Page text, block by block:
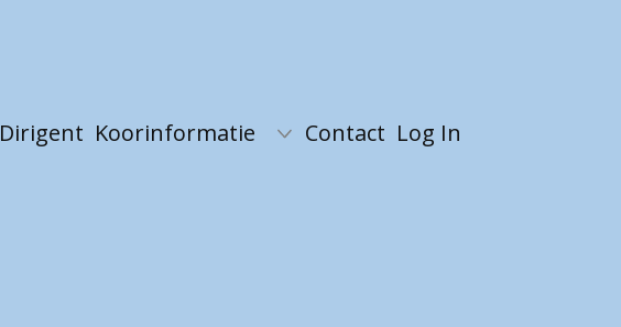
Dirigent Koorinformatie Contact Log In